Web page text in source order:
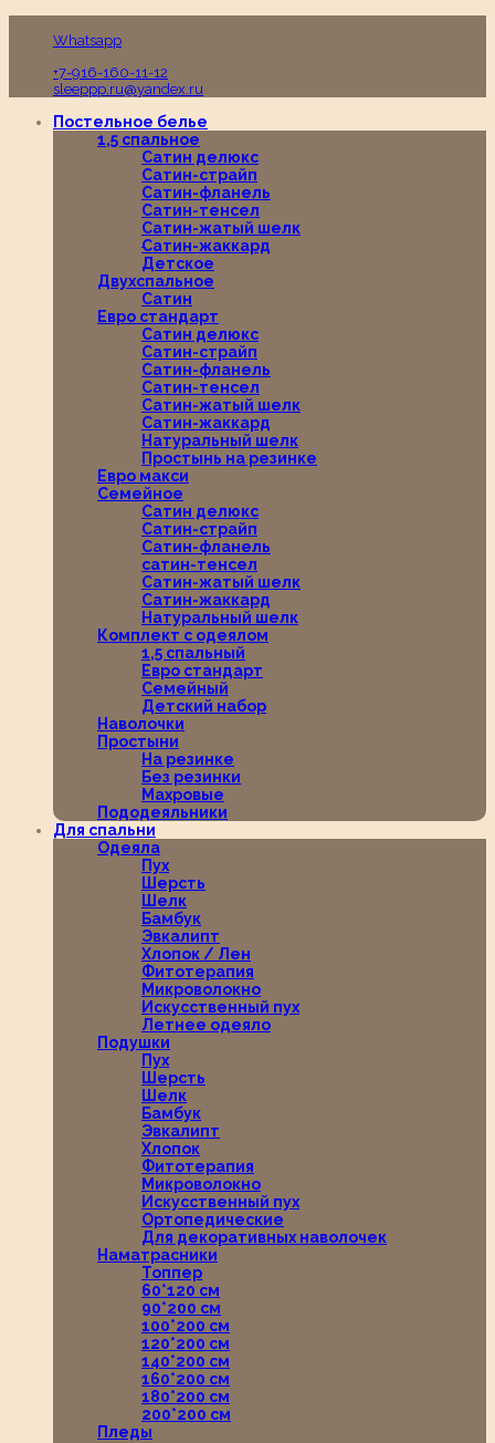
Whatsapp
+7-916-160-11-12
sleeppp.ru@yandex.ru
Постельное белье
1,5 спальное
Сатин делюкс
Сатин-страйп
Сатин-фланель
Сатин-тенсел
Сатин-жатый шелк
Сатин-жаккард
Детское
Двухспальное
Сатин
Евро стандарт
Сатин делюкс
Сатин-страйп
Сатин-фланель
Сатин-тенсел
Сатин-жатый шелк
Сатин-жаккард
Натуральный шелк
Простынь на резинке
Евро макси
Семейное
Сатин делюкс
Сатин-страйп
Сатин-фланель
сатин-тенсел
Сатин-жатый шелк
Сатин-жаккард
Натуральный шелк
Комплект с одеялом
1,5 спальный
Евро стандарт
Семейный
Детский набор
Наволочки
Простыни
На резинке
Без резинки
Махровые
Пододеяльники
Для спальни
Одеяла
Пух
Шерсть
Шелк
Бамбук
Эвкалипт
Хлопок / Лен
Фитотерапия
Микроволокно
Искусственный пух
Летнее одеяло
Подушки
Пух
Шерсть
Шелк
Бамбук
Эвкалипт
Хлопок
Фитотерапия
Микроволокно
Искусственный пух
Ортопедические
Для декоративных наволочек
Наматрасники
Топпер
60*120 см
90*200 см
100*200 см
120*200 см
140*200 см
160*200 см
180*200 см
200*200 см
Пледы